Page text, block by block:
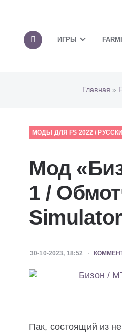
ИГРЫ
Главная »
МОДЫ ДЛЯ FS 2022 /
Мод
1 /
30-10-2023, 18:52
Пак, состоящий из